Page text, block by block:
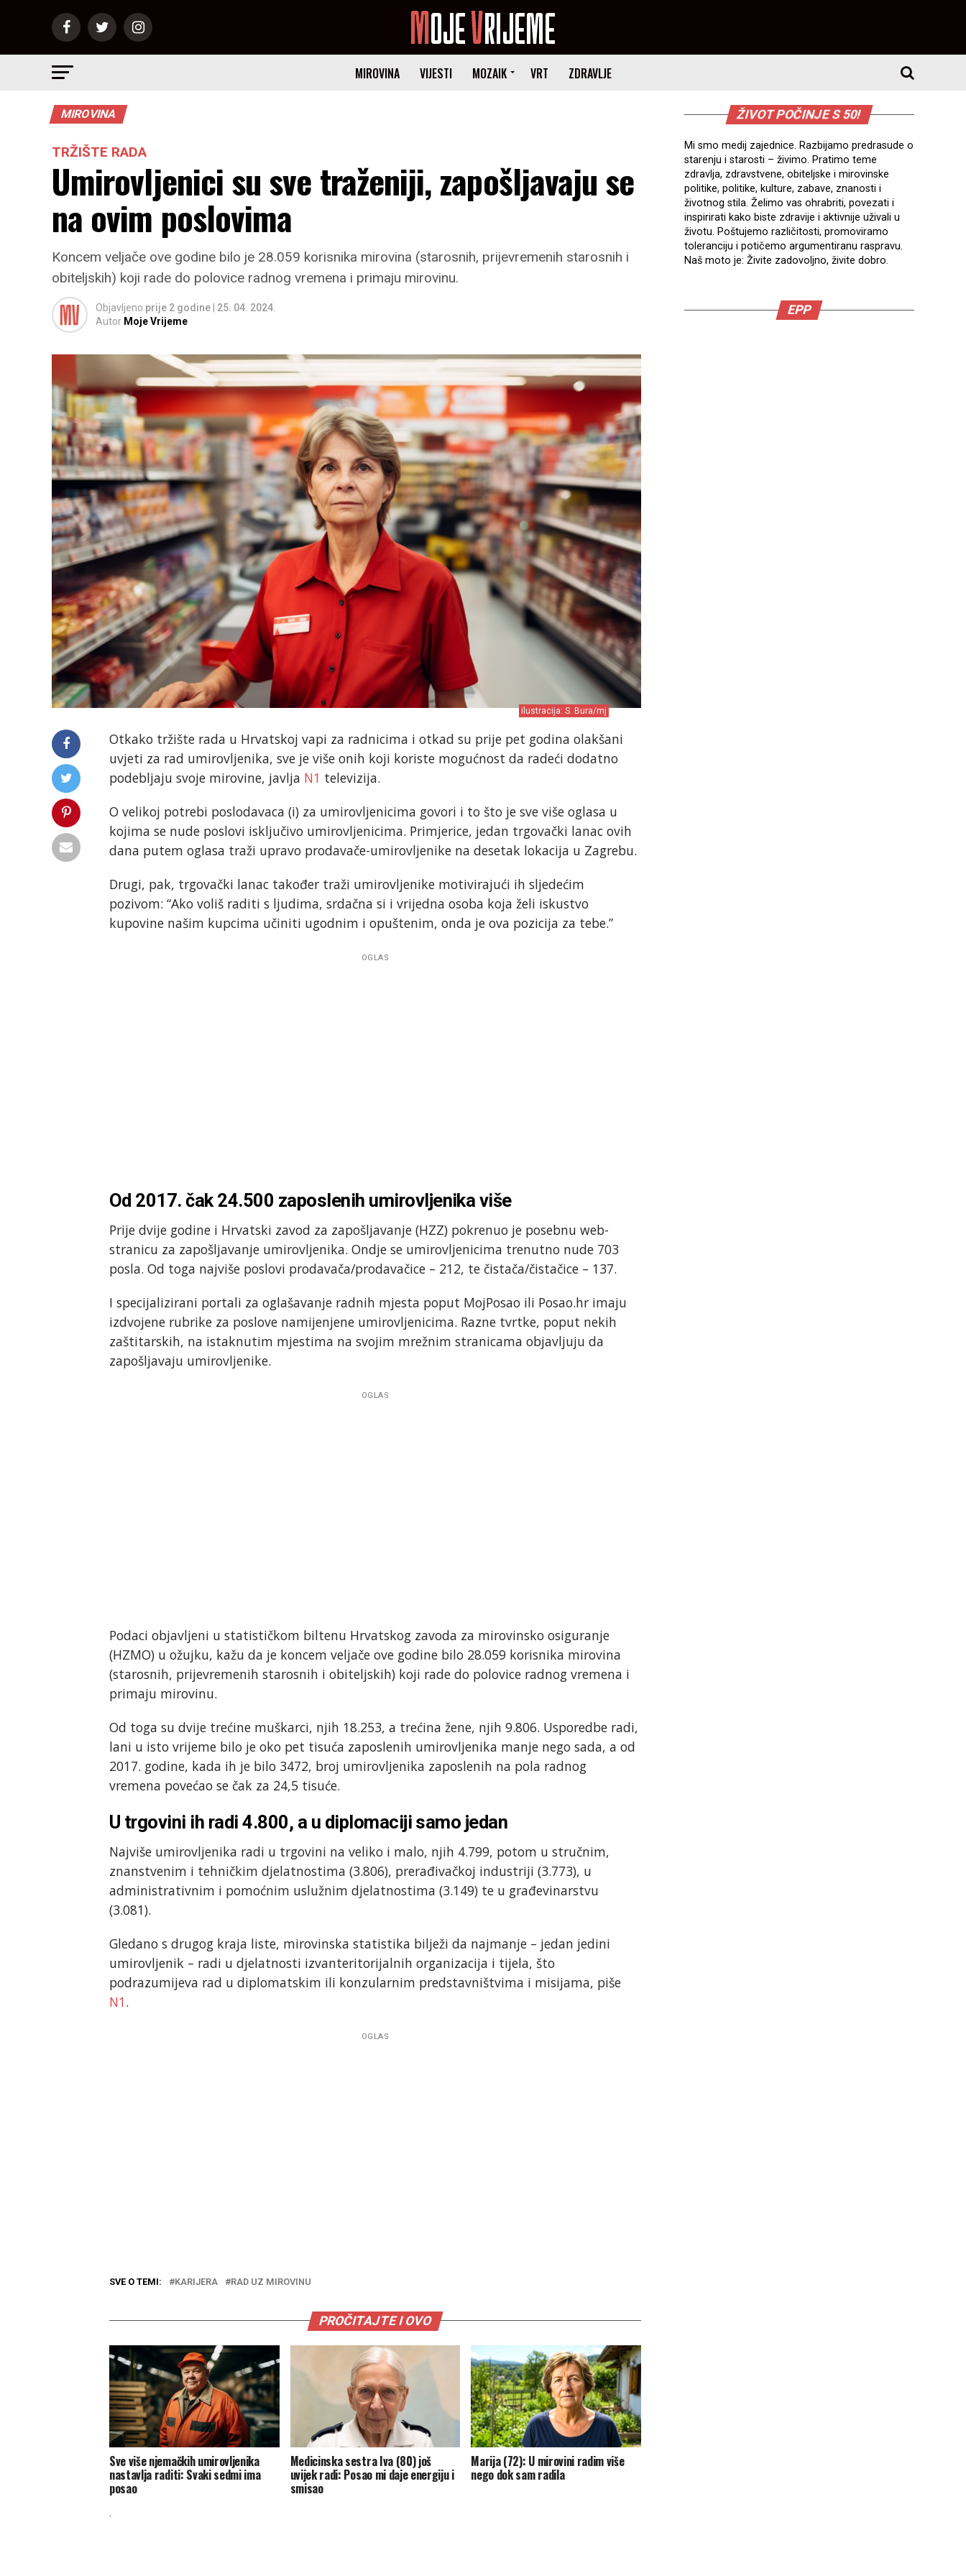
MIROVINA VIJESTI MOZAIK VRT ZDRAVLJE
MIROVINA
TRŽIŠTE RADA
Umirovljenici su sve traženiji, zapošljavaju se
na ovim poslovima
Koncem veljače ove godine bilo je 28.059 korisnika mirovina (starosnih, prijevremenih starosnih i
obiteljskih) koji rade do polovice radnog vremena i primaju mirovinu.
Objavljeno prije 2 godine
25. 04. 2024.
Autor Moje Vrijeme
ilustracija: S. Bura/mj
Otkako tržište rada u Hrvatskoj vapi za radnicima i otkad su prije pet godina olakšani
uvjeti za rad umirovljenika, sve je više onih koji koriste mogućnost da radeći dodatno
podebljaju svoje mirovine, javlja N1 televizija.
O velikoj potrebi poslodavaca (i) za umirovljenicima govori i to što je sve više oglasa u
kojima se nude poslovi isključivo umirovljenicima. Primjerice, jedan trgovački lanac ovih
dana putem oglasa traži upravo prodavače-umirovljenike na desetak lokacija u Zagrebu.
Drugi, pak, trgovački lanac također traži umirovljenike motivirajući ih sljedećim
pozivom: “Ako voliš raditi s ljudima, srdačna si i vrijedna osoba koja želi iskustvo
kupovine našim kupcima učiniti ugodnim i opuštenim, onda je ova pozicija za tebe.”
OGLAS
Od 2017. čak 24.500 zaposlenih umirovljenika više
Prije dvije godine i Hrvatski zavod za zapošljavanje (HZZ) pokrenuo je posebnu web-
stranicu za zapošljavanje umirovljenika. Ondje se umirovljenicima trenutno nude 703
posla. Od toga najviše poslovi prodavača/prodavačice – 212, te čistača/čistačice – 137.
I specijalizirani portali za oglašavanje radnih mjesta poput MojPosao ili Posao.hr imaju
izdvojene rubrike za poslove namijenjene umirovljenicima. Razne tvrtke, poput nekih
zaštitarskih, na istaknutim mjestima na svojim mrežnim stranicama objavljuju da
zapošljavaju umirovljenike.
OGLAS
Podaci objavljeni u statističkom biltenu Hrvatskog zavoda za mirovinsko osiguranje
(HZMO) u ožujku, kažu da je koncem veljače ove godine bilo 28.059 korisnika mirovina
(starosnih, prijevremenih starosnih i obiteljskih) koji rade do polovice radnog vremena i
primaju mirovinu.
Od toga su dvije trećine muškarci, njih 18.253, a trećina žene, njih 9.806. Usporedbe radi,
lani u isto vrijeme bilo je oko pet tisuća zaposlenih umirovljenika manje nego sada, a od
2017. godine, kada ih je bilo 3472, broj umirovljenika zaposlenih na pola radnog
vremena povećao se čak za 24,5 tisuće.
U trgovini ih radi 4.800, a u diplomaciji samo jedan
Najviše umirovljenika radi u trgovini na veliko i malo, njih 4.799, potom u stručnim,
znanstvenim i tehničkim djelatnostima (3.806), prerađivačkoj industriji (3.773), u
administrativnim i pomoćnim uslužnim djelatnostima (3.149) te u građevinarstvu
(3.081).
Gledano s drugog kraja liste, mirovinska statistika bilježi da najmanje – jedan jedini
umirovljenik – radi u djelatnosti izvanteritorijalnih organizacija i tijela, što
podrazumijeva rad u diplomatskim ili konzularnim predstavništvima i misijama, piše
N1.
OGLAS
SVE O TEMI: KARIJERA RAD UZ MIROVINU
PROČITAJTE I OVO
Sve više njemačkih umirovljenika
nastavlja raditi: Svaki sedmi ima
posao
Medicinska sestra Iva (80) još
uvijek radi: Posao mi daje energiju i
smisao
Marija (72): U mirovini radim više
nego dok sam radila
.
ŽIVOT POČINJE S 50!
Mi smo medij zajednice. Razbijamo predrasude o
starenju i starosti – živimo. Pratimo teme
zdravlja, zdravstvene, obiteljske i mirovinske
politike, politike, kulture, zabave, znanosti i
životnog stila. Želimo vas ohrabriti, povezati i
inspirirati kako biste zdravije i aktivnije uživali u
životu. Poštujemo različitosti, promoviramo
toleranciju i potičemo argumentiranu raspravu.
Naš moto je: Živite zadovoljno, živite dobro.
EPP